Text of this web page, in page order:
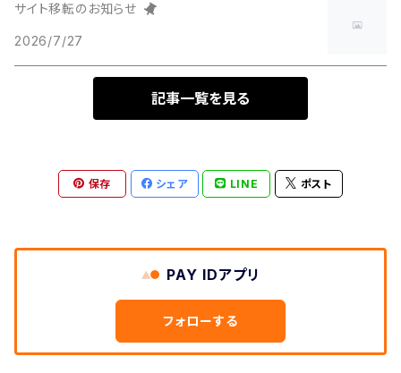
サイト移転のお知らせ
2026/7/27
記事一覧を見る
保存 シェア LINE ポスト
PAY IDアプリ
フォローする